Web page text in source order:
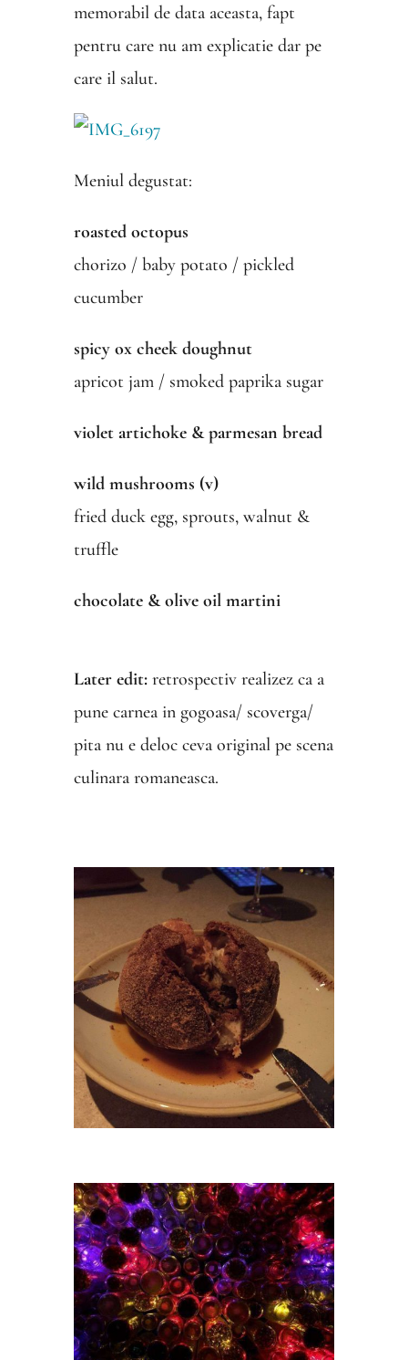
memorabil de data aceasta, fapt
pentru care nu am explicatie dar pe
care il salut.
Meniul degustat:
roasted octopus
chorizo / baby potato / pickled
cucumber
spicy ox cheek doughnut
apricot jam / smoked paprika sugar
violet artichoke & parmesan bread
wild mushrooms (v)
fried duck egg, sprouts, walnut &
truffle
chocolate & olive oil martini
Later edit: retrospectiv realizez ca a
pune carnea in gogoasa/ scoverga/
pita nu e deloc ceva original pe scena
culinara romaneasca.